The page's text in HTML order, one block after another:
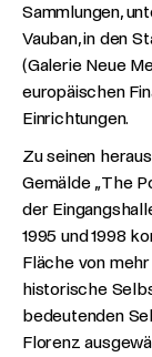
Sammlungen,
Vauban, in den
(Galerie Neue
europäischen
Einrichtungen.
Zu seinen
Gemälde „The
der
1995 und 1998
Fläche von
historische
bedeutenden
Florenz